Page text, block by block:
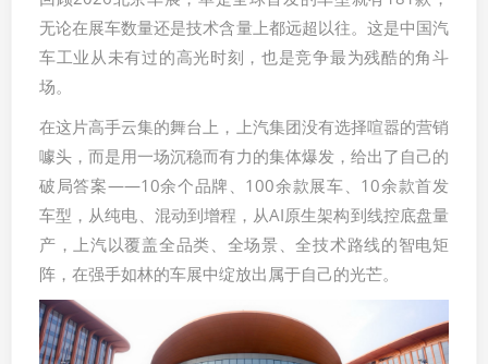
无论在展车数量还是技术含量上都远超以往。这是中国汽
车工业从未有过的高光时刻，也是竞争最为残酷的角斗
场。
在这片高手云集的舞台上，上汽集团没有选择喧嚣的营销
噱头，而是用一场沉稳而有力的集体爆发，给出了自己的
破局答案——10余个品牌、100余款展车、10余款首发
车型，从纯电、混动到增程，从AI原生架构到线控底盘量
产，上汽以覆盖全品类、全场景、全技术路线的智电矩
阵，在强手如林的车展中绽放出属于自己的光芒。